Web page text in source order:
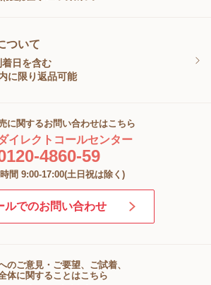
ついて
日を含む
に限り返品可能
に関するお問い合わせはこちら
イレクトコールセンター
4860-59
間 9:00-17:00(土日祝は除く)
ルでのお問い合わせ
のご意見・ご要望、ご試着、
体に関することはこちら